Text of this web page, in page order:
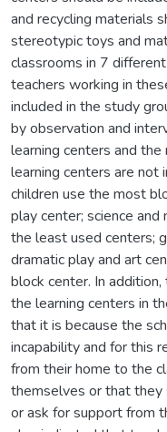
and recycling materials
stereotypic toys and
classrooms in 7
teachers working in
included in the study
by observation and
learning centers and
learning centers are not
children use the most
play center; science and
the least used centers;
dramatic play and art
block center. In
the learning centers in
that it is because the
incapability and for this
from their home to the
themselves or that they
or ask for support from